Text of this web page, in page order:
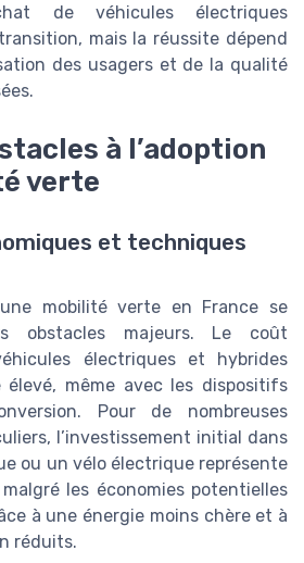
de véhicules électriques
mais la réussite dépend
des usagers et de la qualité
à l’adoption
verte
et techniques
mobilité verte en France se
obstacles majeurs. Le coût
électriques et hybrides
élevé, même avec les dispositifs
Pour de nombreuses
l’investissement initial dans
ou un vélo électrique représente
les économies potentielles
à une énergie moins chère et à
réduits.